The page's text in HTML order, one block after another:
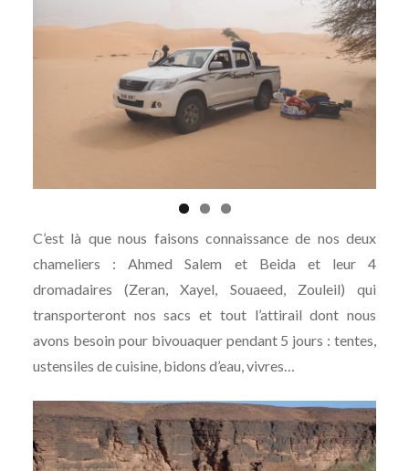
C’est là que nous faisons connaissance de nos deux
chameliers : Ahmed Salem et Beida et leur 4
dromadaires (Zeran, Xayel, Souaeed, Zouleil) qui
transporteront nos sacs et tout l’attirail dont nous
avons besoin pour bivouaquer pendant 5 jours : tentes,
ustensiles de cuisine, bidons d’eau, vivres…